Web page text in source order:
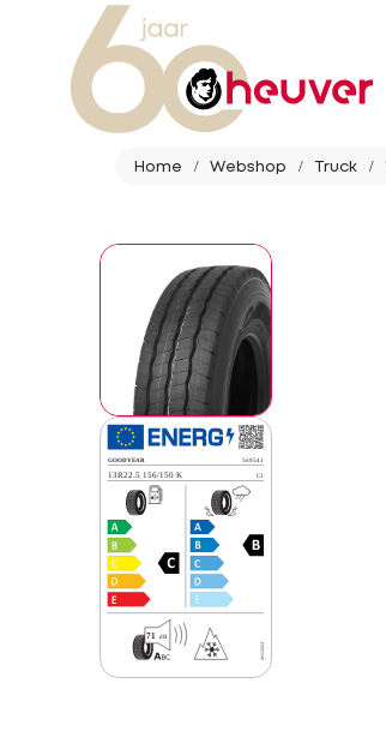
Home Webshop Truck